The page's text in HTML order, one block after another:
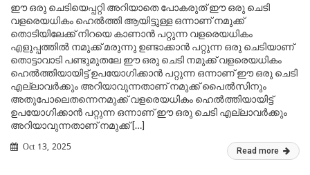
ഈ ഒരു ചെടിയെപ്പറ്റി അറിയാതെ പോകരുത് ഈ ഒരു ചെടി
വളരെയധികം ഹെൽത്തി ആയിട്ടുള്ള ഒന്നാണ് നമുക്ക്
തൊടിയിലേക്ക് നിറയെ കാണാൻ പറ്റുന്ന വളരെയധികം
എളുപ്പത്തിൽ നമുക്ക് മരുന്നു ഉണ്ടാക്കാൻ പറ്റുന്ന ഒരു ചെടിയാണ്
തൊട്ടാവാടി പണ്ടുമുതലേ ഈ ഒരു ചെടി നമുക്ക് വളരെയധികം
ഹെൽത്തിയായിട്ട് ഉപയോഗിക്കാൻ പറ്റുന്ന ഒന്നാണ് ഈ ഒരു ചെടി
എല്ലാവർക്കും അറിയാവുന്നതാണ് നമുക്ക് പൈൽസിനും
അതുപോലെതന്നെനമുക്ക് വളരെയധികം ഹെൽത്തിയായിട്ട്
ഉപയോഗിക്കാൻ പറ്റുന്ന ഒന്നാണ് ഈ ഒരു ചെടി എല്ലാവർക്കും
അറിയാവുന്നതാണ് നമുക്ക് […]
Oct 13, 2025 Read more